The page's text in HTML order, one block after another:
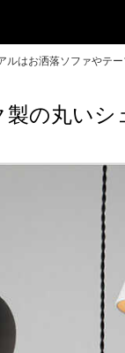
ルはお洒落ソファやテ
の丸いシ